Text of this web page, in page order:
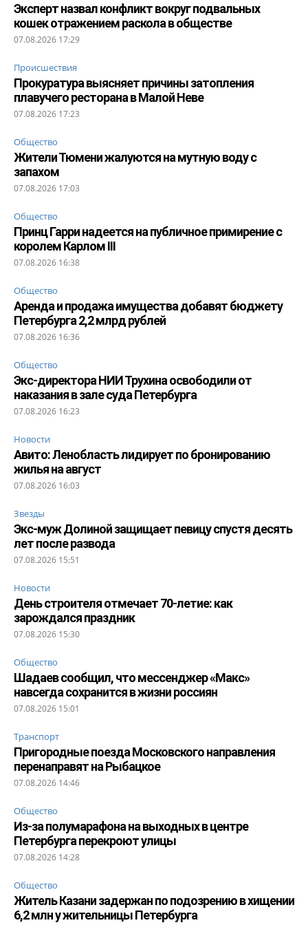
Эксперт назвал конфликт вокруг подвальных
кошек отражением раскола в обществе
07.08.2026 17:29
Происшествия
Прокуратура выясняет причины затопления
плавучего ресторана в Малой Неве
07.08.2026 17:23
Общество
Жители Тюмени жалуются на мутную воду с
запахом
07.08.2026 17:03
Общество
Принц Гарри надеется на публичное примирение с
королем Карлом III
07.08.2026 16:38
Общество
Аренда и продажа имущества добавят бюджету
Петербурга 2,2 млрд рублей
07.08.2026 16:36
Общество
Экс-директора НИИ Трухина освободили от
наказания в зале суда Петербурга
07.08.2026 16:23
Новости
Авито: Ленобласть лидирует по бронированию
жилья на август
07.08.2026 16:03
Звезды
Экс-муж Долиной защищает певицу спустя десять
лет после развода
07.08.2026 15:51
Новости
День строителя отмечает 70-летие: как
зарождался праздник
07.08.2026 15:30
Общество
Шадаев сообщил, что мессенджер «Макс»
навсегда сохранится в жизни россиян
07.08.2026 15:01
Транспорт
Пригородные поезда Московского направления
перенаправят на Рыбацкое
07.08.2026 14:46
Общество
Из-за полумарафона на выходных в центре
Петербурга перекроют улицы
07.08.2026 14:28
Общество
Житель Казани задержан по подозрению в хищении
6,2 млн у жительницы Петербурга